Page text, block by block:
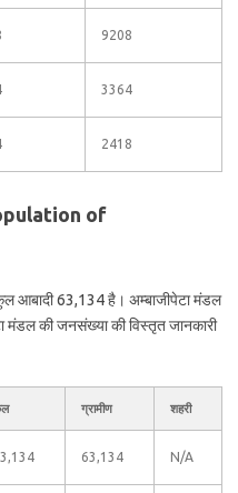
9208
3364
2418
of
आबादी 63,134 है। अम्बाजीपेटा मंडल
मंडल की जनसंख्या की विस्तृत जानकारी
ग्रामीण शहरी
63,134 N/A